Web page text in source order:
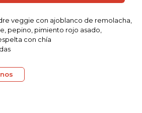
veggie con ajoblanco de remolacha,
pepino, pimiento rojo asado,
con chía